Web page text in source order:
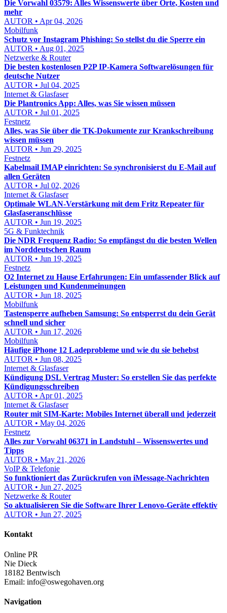
Die Vorwahl 03579: Alles Wissenswerte über Orte, Kosten und
mehr
AUTOR • Apr 04, 2026
Mobilfunk
Schutz vor Instagram Phishing: So stellst du die Sperre ein
AUTOR • Aug 01, 2025
Netzwerke & Router
Die besten kostenlosen P2P IP-Kamera Softwarelösungen für
deutsche Nutzer
AUTOR • Jul 04, 2025
Internet & Glasfaser
Die Plantronics App: Alles, was Sie wissen müssen
AUTOR • Jul 01, 2025
Festnetz
Alles, was Sie über die TK-Dokumente zur Krankschreibung
wissen müssen
AUTOR • Jun 29, 2025
Festnetz
Kabelmail IMAP einrichten: So synchronisierst du E-Mail auf
allen Geräten
AUTOR • Jul 02, 2026
Internet & Glasfaser
Optimale WLAN-Verstärkung mit dem Fritz Repeater für
Glasfaseranschlüsse
AUTOR • Jun 19, 2025
5G & Funktechnik
Die NDR Frequenz Radio: So empfängst du die besten Wellen
im Norddeutschen Raum
AUTOR • Jun 19, 2025
Festnetz
O2 Internet zu Hause Erfahrungen: Ein umfassender Blick auf
Leistungen und Kundenmeinungen
AUTOR • Jun 18, 2025
Mobilfunk
Tastensperre aufheben Samsung: So entsperrst du dein Gerät
schnell und sicher
AUTOR • Jun 17, 2026
Mobilfunk
Häufige iPhone 12 Ladeprobleme und wie du sie behebst
AUTOR • Jun 08, 2025
Internet & Glasfaser
Kündigung DSL Vertrag Muster: So erstellen Sie das perfekte
Kündigungsschreiben
AUTOR • Apr 01, 2025
Internet & Glasfaser
Router mit SIM-Karte: Mobiles Internet überall und jederzeit
AUTOR • May 04, 2026
Festnetz
Alles zur Vorwahl 06371 in Landstuhl – Wissenswertes und
Tipps
AUTOR • May 21, 2026
VoIP & Telefonie
So funktioniert das Zurückrufen von iMessage-Nachrichten
AUTOR • Jun 27, 2025
Netzwerke & Router
So aktualisieren Sie die Software Ihrer Lenovo-Geräte effektiv
AUTOR • Jun 27, 2025
Kontakt
Online PR
Nie Dieck
18182 Bentwisch
Email: info@oswegohaven.org
Navigation